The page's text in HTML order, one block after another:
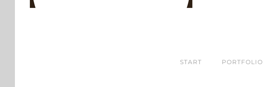
START PORTFOLIO